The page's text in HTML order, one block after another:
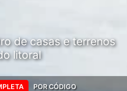
de casas e terrenos
litoral
POR CÓDIGO